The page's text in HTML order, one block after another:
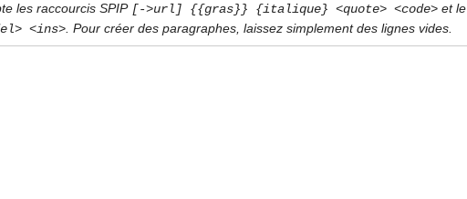
les raccourcis SPIP [->url] {{gras}} {italique} <quote> <code> et le
<ins> . Pour créer des paragraphes, laissez simplement des lignes vides.